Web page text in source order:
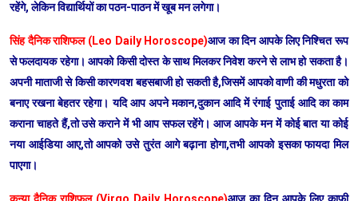
रहेंगे, लेकिन विद्यार्थियों का पठन-पाठन में खूब मन लगेगा।
सिंह दैनिक राशिफल (Leo Daily Horoscope)आज का दिन आपके लिए निश्चित रूप
से फलदायक रहेगा। आपको किसी दोस्त के साथ मिलकर निवेश करने से लाभ हो सकता है।
अपनी माताजी से किसी कारणवश बहसबाजी हो सकती है,जिसमें आपको वाणी की मधुरता को
बनाए रखना बेहतर रहेगा। यदि आप अपने मकान,दुकान आदि में रंगाई पुताई आदि का काम
कराना चाहते हैं,तो उसे कराने में भी आप सफल रहेंगे। आज आपके मन में कोई बात या कोई
नया आईडिया आए,तो आपको उसे तुरंत आगे बढ़ाना होगा,तभी आपको इसका फायदा मिल
पाएगा।